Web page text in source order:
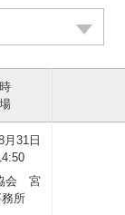
月31日
会 宮
所